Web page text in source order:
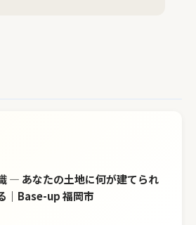
— あなたの土地に何が建てられ
｜Base-up 福岡市